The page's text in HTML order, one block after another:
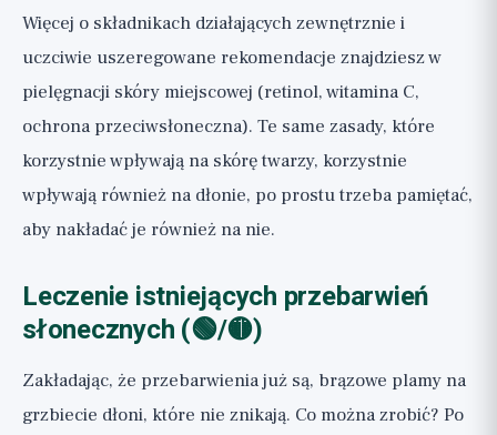
Więcej o składnikach działających zewnętrznie i
uczciwie uszeregowane rekomendacje znajdziesz w
pielęgnacji skóry miejscowej (retinol, witamina C,
ochrona przeciwsłoneczna). Te same zasady, które
korzystnie wpływają na skórę twarzy, korzystnie
wpływają również na dłonie, po prostu trzeba pamiętać,
aby nakładać je również na nie.
Leczenie istniejących przebarwień
słonecznych (🟢/🟡)
Zakładając, że przebarwienia już są, brązowe plamy na
grzbiecie dłoni, które nie znikają. Co można zrobić? Po